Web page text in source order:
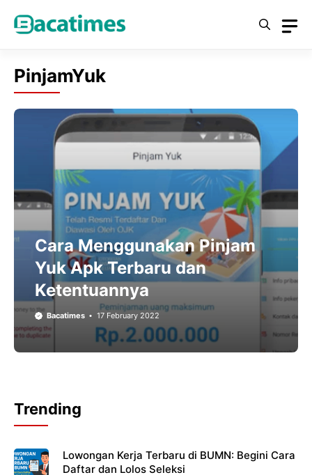
PinjamYuk
Cara Menggunakan Pinjam
Yuk Apk Terbaru dan
Ketentuannya
Bacatimes 17 February 2022
Trending
Lowongan Kerja Terbaru di BUMN: Begini Cara
Daftar dan Lolos Seleksi